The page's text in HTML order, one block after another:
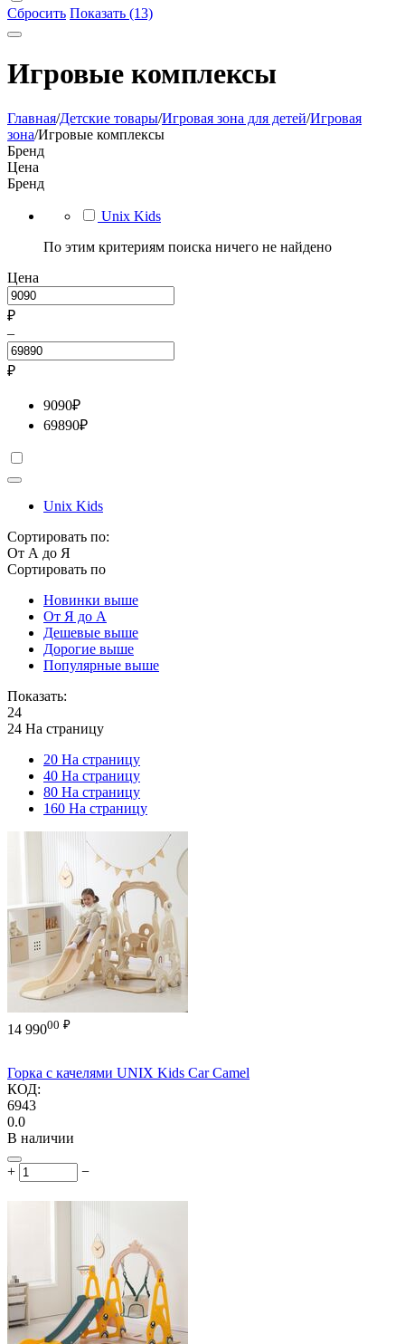
Сбросить Показать (13)
Игровые комплексы
Главная/Детские товары/Игровая зона для детей/Игровая
зона/Игровые комплексы
Бренд
Цена
Бренд
Unix Kids
По этим критериям поиска ничего не найдено
Цена
₽
–
₽
9090₽
69890₽
Unix Kids
Сортировать по:
От А до Я
Сортировать по
Новинки выше
От Я до А
Дешевые выше
Дорогие выше
Популярные выше
Показать:
24
24 На страницу
20 На страницу
40 На страницу
80 На страницу
160 На страницу
14 99000 ₽
Горка с качелями UNIX Kids Car Camel
КОД:
6943
0.0
В наличии
+ −